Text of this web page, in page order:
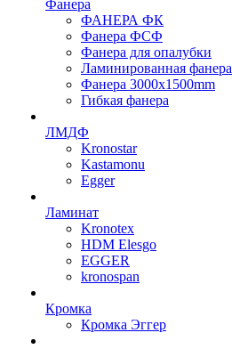
Фанера
ФАНЕРА ФК
Фанера ФСФ
Фанера для опалубки
Ламинированная фанера
Фанера 3000х1500mm
Гибкая фанера
ЛМДФ
Kronostar
Kastamonu
Egger
Ламинат
Kronotex
HDM Elesgo
EGGER
kronospan
Кромка
Кромка Эггер